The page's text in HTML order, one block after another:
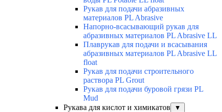
Рукав для подачи абразивных
материалов PL Abrasive
Напорно-всасывающий рукав для
абразивных материалов PL Abrasive LL
Плаврукав для подачи и всасывания
абразивных материалов PL Abrasive LL
float
Рукав для подачи строительного
раствора PL Grout
Рукав для подачи буровой грязи PL
Mud
Рукава для кислот и химикатов
▼